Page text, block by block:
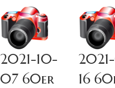
2021-10-
07 60er
16